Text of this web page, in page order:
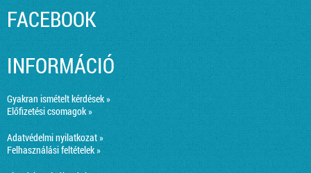
FACEBOOK
INFORMÁCIÓ
Gyakran ismételt kérdések »
Előfizetési csomagok »
Adatvédelmi nyilatkozat »
Felhasználási feltételek »